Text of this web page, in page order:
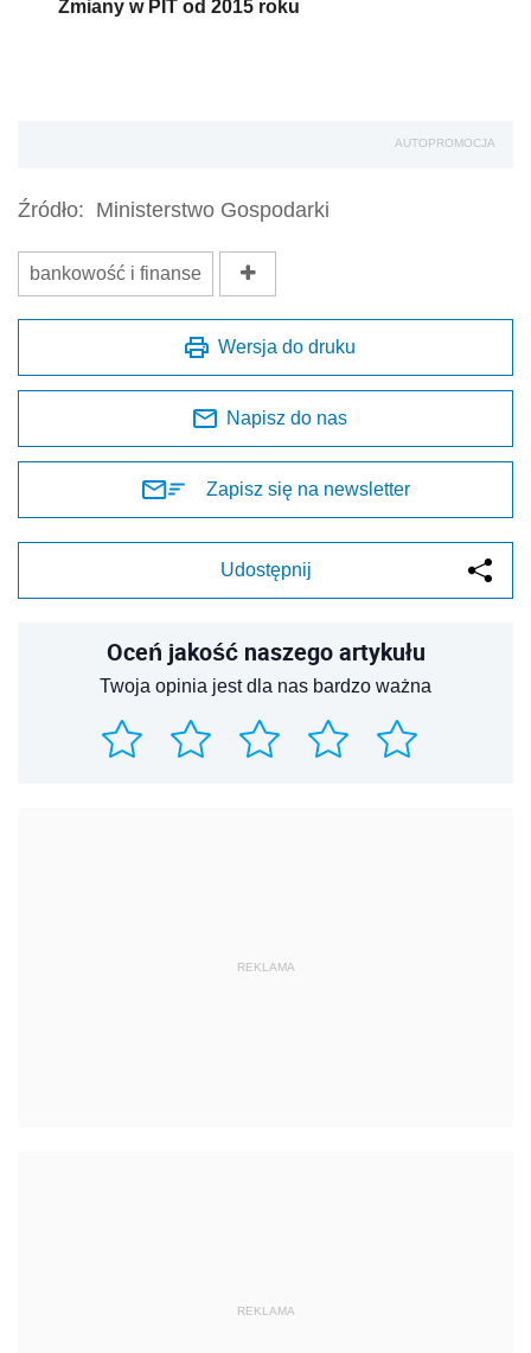
Zmiany w PIT od 2015 roku
AUTOPROMOCJA
Źródło: Ministerstwo Gospodarki
bankowość i finanse
Wersja do druku
Napisz do nas
Zapisz się na newsletter
Udostępnij
Oceń jakość naszego artykułu
Twoja opinia jest dla nas bardzo ważna
REKLAMA
REKLAMA